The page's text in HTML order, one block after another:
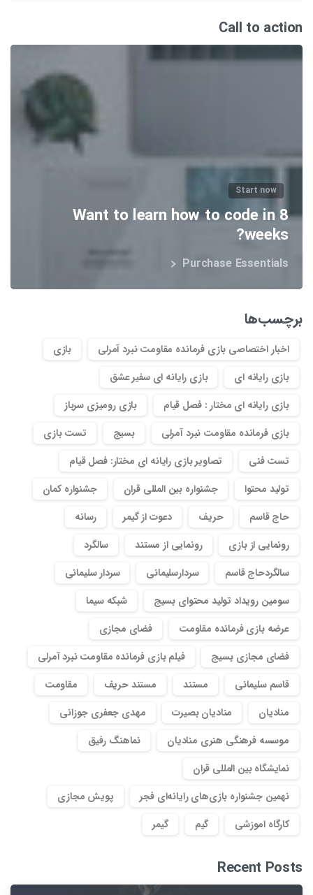
Call to action
Start now
Want to learn how to code in 8
weeks?
Purchase Essentials
برچسب‌ها
اخبار اختصاصی بازی فرمانده مقاومت نبرد آمرلی
بازی
بازی رایانه ای
بازی رایانه ای سفیر عشق
بازی رایانه ای مختار : فصل قیام
بازی رومیزی سرباز
بازی فرمانده مقاومت نبرد آمرلی
بسیج
تست بازی
تست فنی
تصاویر بازی رایانه ای مختار: فصل قیام
تولید محتوا
جشنواره بین المللی قران
جشنواره کمان
حاج قاسم
حریف دعوت از گیمر
رسانه
رونمایی از بازی
رونمایی از مستند
سالگرد
سالگردحاج قاسم
سردارسلیمانی
سردار سلیمانی
سومین رویداد تولید محتوای بسیج
شبکه سیما
عرضه بازی فرمانده مقاومت
فضای مجازی
فضای مجازی بسیج
فیلم بازی فرمانده مقاومت نبرد آمرلی
قاسم سلیمانی
مستند مستند حریف
مقاومت
منادیان
منادیان بصیرت
مهدی جعفری جوزانی
موسسه فرهنگی هنری منادیان
نماهنگ رفیق
نمایشگاه بین المللی قران
نهمین جشنواره بازی‌های رایانه‌ای فجر
پویش مجازی
کارگاه اموزشی
گیم گیمر
Recent Posts